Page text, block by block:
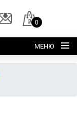
0
МЕНЮ